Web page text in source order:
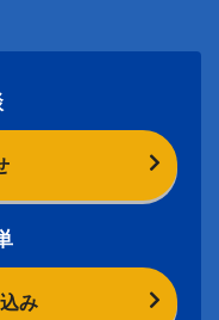
み